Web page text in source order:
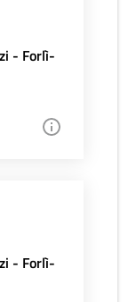
- Forlì-
- Forlì-